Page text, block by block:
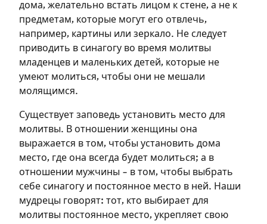
дома, желательно встать лицом к стене, а не к
предметам, которые могут его отвлечь,
например, картины или зеркало. Не следует
приводить в синагогу во время молитвы
младенцев и маленьких детей, которые не
умеют молиться, чтобы они не мешали
молящимся.
Существует заповедь установить место для
молитвы. В отношении женщины она
выражается в том, чтобы установить дома
место, где она всегда будет молиться; а в
отношении мужчины – в том, чтобы выбрать
себе синагогу и постоянное место в ней. Наши
мудрецы говорят: тот, кто выбирает для
молитвы постоянное место, укрепляет свою